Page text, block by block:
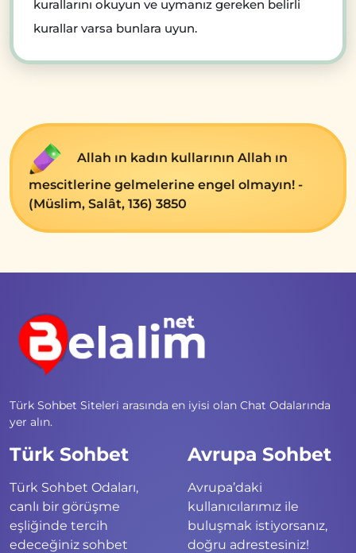
kurallarını okuyun ve uymanız gereken belirli
kurallar varsa bunlara uyun.
Allah ın kadın kullarının Allah ın
mescitlerine gelmelerine engel olmayın! -
(Müslim, Salât, 136) 3850
Türk Sohbet Siteleri arasında en iyisi olan Chat Odalarında
yer alın.
Türk Sohbet
Türk Sohbet Odaları,
canlı bir görüşme
eşliğinde tercih
edeceğiniz sohbet
Avrupa Sohbet
Avrupa’daki
kullanıcılarımız ile
buluşmak istiyorsanız,
doğru adrestesiniz!